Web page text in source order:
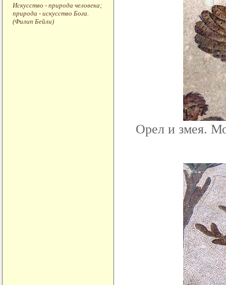
Искусство - природа человека;
природа - искусство Бога.
(Филип Бейли)
Орел и змея.